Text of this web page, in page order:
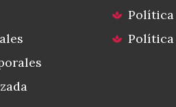
Política
Política